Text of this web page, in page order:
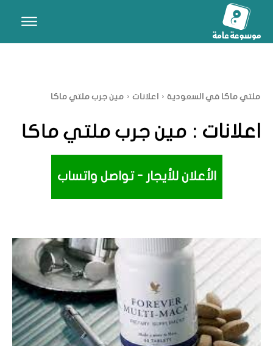
ملتي ماكا في السعودية اعلانات مين جرب ملتي ماكا
اعلانات : مين جرب ملتي ماكا
الأعلان للأيجار - تواصل واتساب